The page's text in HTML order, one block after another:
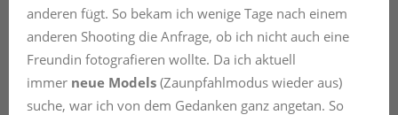
anderen fügt. So bekam ich wenige Tage nach einem
anderen Shooting die Anfrage, ob ich nicht auch eine
Freundin fotografieren wollte. Da ich aktuell
immer neue Models (Zaunpfahlmodus wieder aus)
suche, war ich von dem Gedanken ganz angetan. So